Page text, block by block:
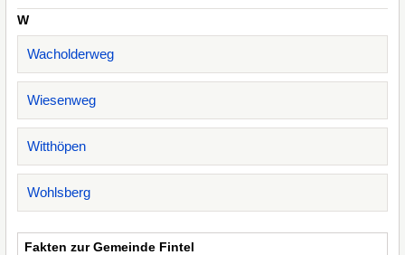
W
Wacholderweg
Wiesenweg
Witthöpen
Wohlsberg
Fakten zur Gemeinde Fintel